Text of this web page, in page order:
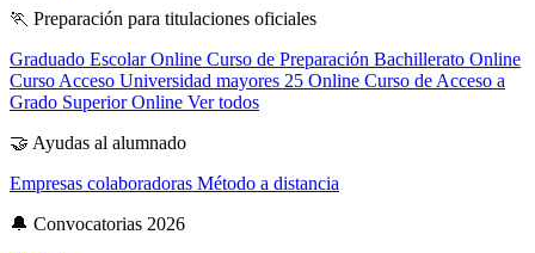
🏃 Preparación para titulaciones oficiales
Graduado Escolar Online Curso de Preparación Bachillerato Online
Curso Acceso Universidad mayores 25 Online Curso de Acceso a
Grado Superior Online Ver todos
🤝 Ayudas al alumnado
Empresas colaboradoras Método a distancia
🔔 Convocatorias 2026